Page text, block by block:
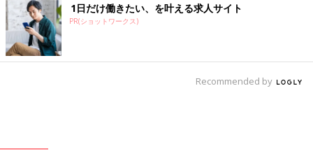
1日だけ働きたい、を叶える求人サイト
PR(ショットワークス)
Recommended by